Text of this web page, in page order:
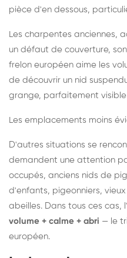
pièce d'en dessous,
Les charpentes anciennes,
un défaut de couverture,
frelon européen aime les
de découvrir un nid
grange, parfaitement visible
Les emplacements moins
D'autres situations se
demandent une attention
occupés, anciens nids de
d'enfants, pigeonniers,
abeilles. Dans tous ces
volume + calme + abri — le
européen.